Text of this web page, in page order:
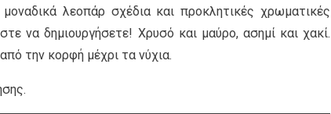
λεοπάρ σχέδια και προκλητικές χρωματικές
να δημιουργήσετε! Χρυσό και μαύρο, ασημί και χακί.
την κορφή μέχρι τα νύχια.